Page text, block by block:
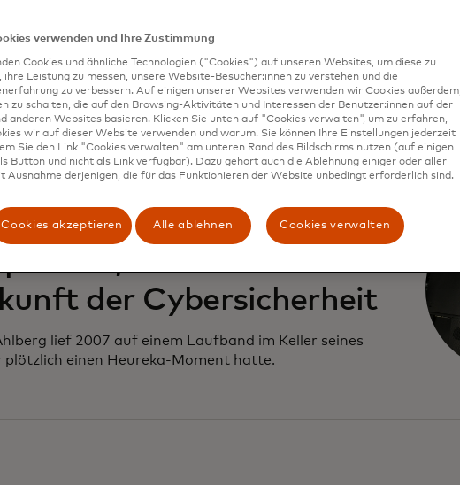
Berichte
Recorded Future:
Vibes, Classic Rock und
der Cybersicherheit
lief 2007 auf einem Laufband im Keller seines
plötzlich einen Heureka-Moment hatte.
verwenden und Ihre Zustimmung
Cookies und ähnliche Technologien ("Cookies") auf unseren Websites, um diese zu
ihre Leistung zu messen, unsere Website-Besucher:innen zu verstehen und die
zu verbessern. Auf einigen unserer Websites verwenden wir Cookies außerdem,
zu schalten, die auf den Browsing-Aktivitäten und Interessen der Benutzer:innen auf der
anderen Websites basieren. Klicken Sie unten auf "Cookies verwalten", um zu erfahren,
wir auf dieser Website verwenden und warum. Sie können Ihre Einstellungen jederzeit
Sie den Link "Cookies verwalten" am unteren Rand des Bildschirms nutzen (auf einigen
Button und nicht als Link verfügbar). Dazu gehört auch die Ablehnung einiger oder aller
Ausnahme derjenigen, die für das Funktionieren der Website unbedingt erforderlich sind.
Cookies akzeptieren Alle ablehnen Cookies verwalten